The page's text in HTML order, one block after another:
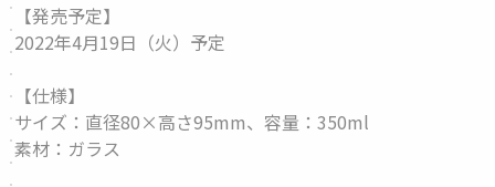
【発売予定】
2022年4月19日（火）予定
【仕様】
サイズ：直径80×高さ95mm、容量：350ml
素材：ガラス